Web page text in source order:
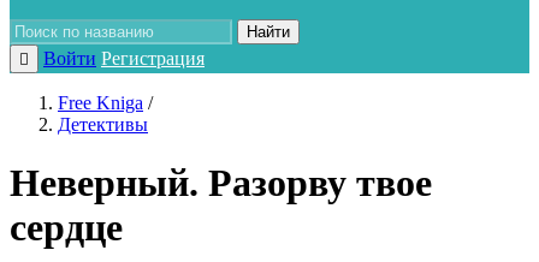
Найти
Войти Регистрация
Free Kniga /
Детективы
Неверный. Разорву твое
сердце